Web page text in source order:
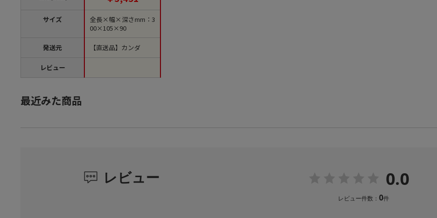
サイズ
発送元
レビュー
全長×幅×深さmm：3
00×105×90
【直送品】カンダ
最近みた商品
レビュー 0.0
レビュー件数： 0件